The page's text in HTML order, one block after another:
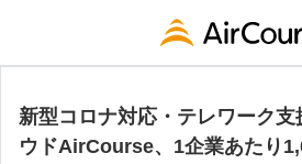
新型コロナ対応・テレワーク支
ウドAirCourse、1企業あたり